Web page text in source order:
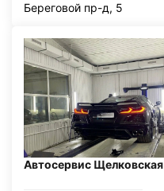
Береговой пр-д, 5
Автосервис Щелковская